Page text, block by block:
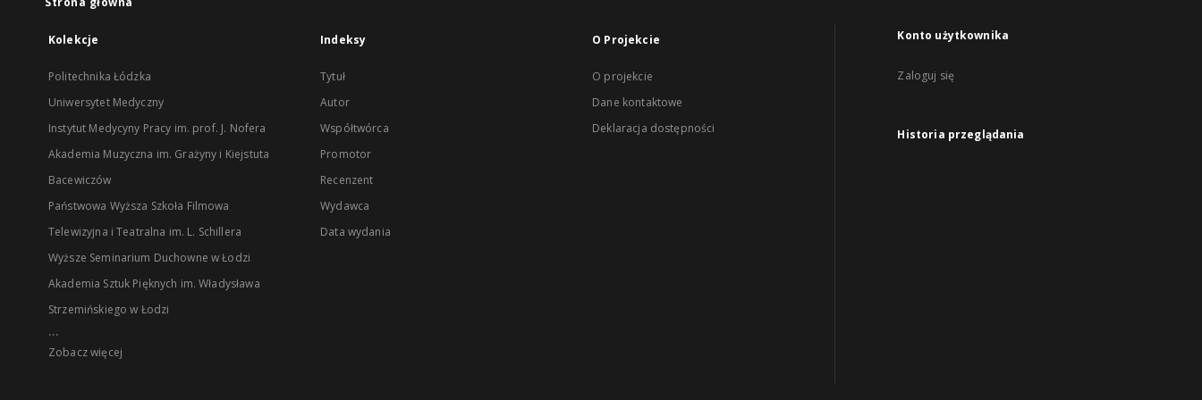
Kolekcje
Politechnika Łódzka
Uniwersytet Medyczny
Instytut Medycyny Pracy im. prof. J. Nofera
Akademia Muzyczna im. Grażyny i Kiejstuta
Bacewiczów
Państwowa Wyższa Szkoła Filmowa
Telewizyjna i Teatralna im. L. Schillera
Wyższe Seminarium Duchowne w Łodzi
Akademia Sztuk Pięknych im. Władysława
Strzemińskiego w Łodzi
...
Zobacz więcej
Indeksy
Tytuł
Autor
Współtwórca
Promotor
Recenzent
Wydawca
Data wydania
O Projekcie
O projekcie
Dane kontaktowe
Deklaracja dostępności
Konto użytkownika
Zaloguj się
Historia przeglądania